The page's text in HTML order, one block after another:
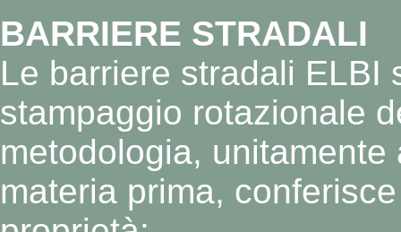
BARRIERE STRADALI
Le barriere stradali ELBI
stampaggio rotazionale
metodologia,
materia prima,